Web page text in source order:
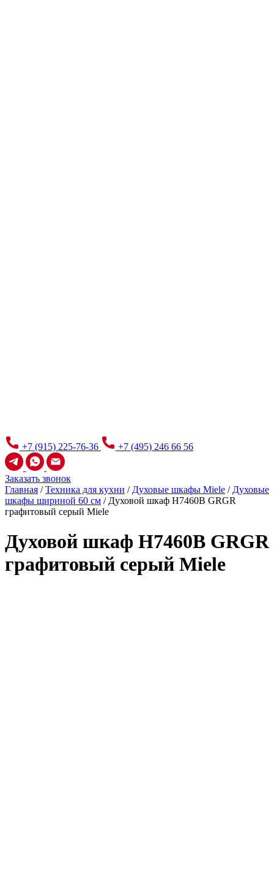
+7 (915) 225-76-36 +7 (495) 246 66 56
Заказать звонок
Главная /Техника для кухни / Духовые шкафы Miele / Духовые
шкафы шириной 60 см / Духовой шкаф H7460B GRGR
графитовый серый Miele
Духовой шкаф H7460B GRGR
графитовый серый Miele